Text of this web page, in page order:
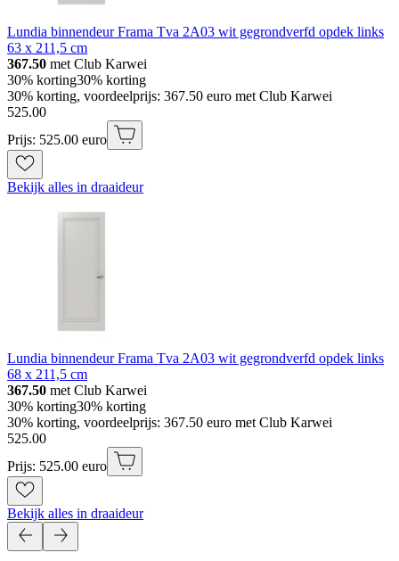
Lundia binnendeur Frama Tva 2A03 wit gegrondverfd opdek links
63 x 211,5 cm
367.50 met Club Karwei
30% korting30% korting
30% korting, voordeelprijs: 367.50 euro met Club Karwei
525.00
Prijs: 525.00 euro
Bekijk alles in draaideur
Lundia binnendeur Frama Tva 2A03 wit gegrondverfd opdek links
68 x 211,5 cm
367.50 met Club Karwei
30% korting30% korting
30% korting, voordeelprijs: 367.50 euro met Club Karwei
525.00
Prijs: 525.00 euro
Bekijk alles in draaideur